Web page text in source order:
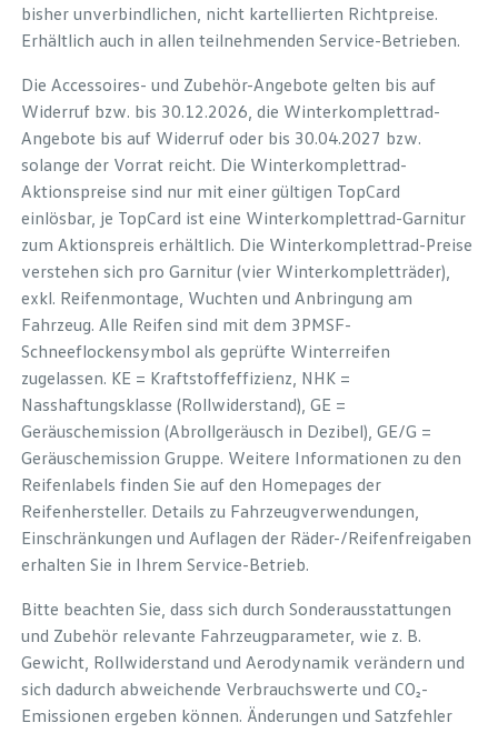
bisher unverbindlichen, nicht kartellierten Richtpreise.
Erhältlich auch in allen teilnehmenden Service-Betrieben.
Die Accessoires- und Zubehör-Angebote gelten bis auf
Widerruf bzw. bis 30.12.2026, die Winterkomplettrad-
Angebote bis auf Widerruf oder bis 30.04.2027 bzw.
solange der Vorrat reicht. Die Winterkomplettrad-
Aktionspreise sind nur mit einer gültigen TopCard
einlösbar, je TopCard ist eine Winterkomplettrad-Garnitur
zum Aktionspreis erhältlich. Die Winterkomplettrad-Preise
verstehen sich pro Garnitur (vier Winterkompletträder),
exkl. Reifenmontage, Wuchten und Anbringung am
Fahrzeug. Alle Reifen sind mit dem 3PMSF-
Schneeflockensymbol als geprüfte Winterreifen
zugelassen. KE = Kraftstoffeffizienz, NHK =
Nasshaftungsklasse (Rollwiderstand), GE =
Geräuschemission (Abrollgeräusch in Dezibel), GE/G =
Geräuschemission Gruppe. Weitere Informationen zu den
Reifenlabels finden Sie auf den Homepages der
Reifenhersteller. Details zu Fahrzeugverwendungen,
Einschränkungen und Auflagen der Räder-/Reifenfreigaben
erhalten Sie in Ihrem Service-Betrieb.
Bitte beachten Sie, dass sich durch Sonderausstattungen
und Zubehör relevante Fahrzeugparameter, wie z. B.
Gewicht, Rollwiderstand und Aerodynamik verändern und
sich dadurch abweichende Verbrauchswerte und CO₂-
Emissionen ergeben können. Änderungen und Satzfehler